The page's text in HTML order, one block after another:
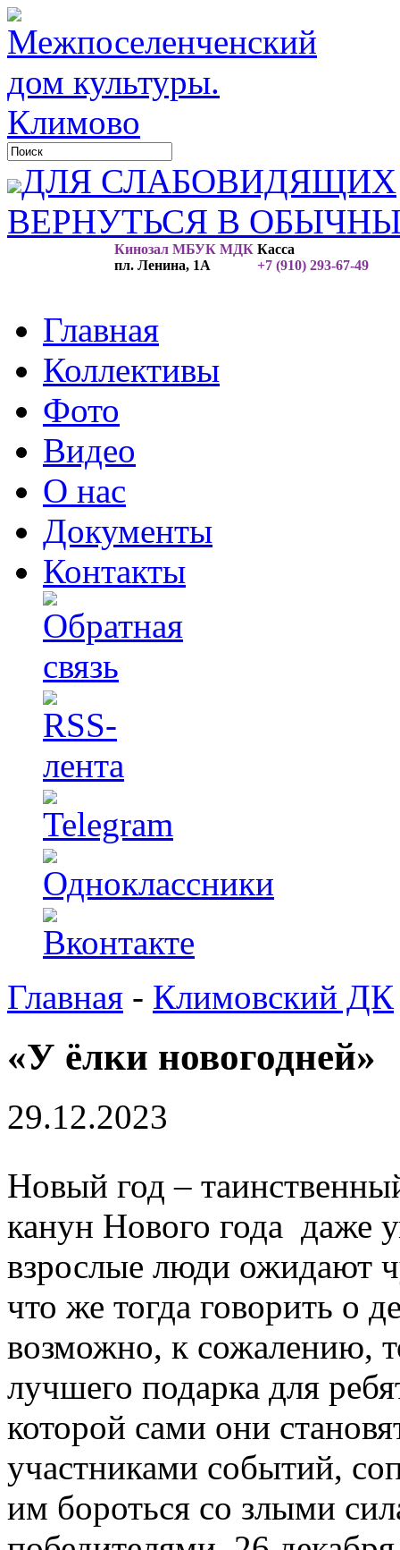
ДЛЯ СЛАБОВИДЯЩИХ
ВЕРНУТЬСЯ В
Кинозал МБУК МДК
пл. Ленина, 1А
Касса
+7 (910) 293-67-49
Главная
Коллективы
Фото
Видео
О нас
Документы
Контакты
Главная - Климовский ДК
«У ёлки новогодней»
29.12.2023
Новый год –
канун Нового года даже
взрослые люди ожидают
что же тогда говорить о
возможно, к сожалению,
лучшего подарка для
которой сами они
участниками событий,
им бороться со злыми